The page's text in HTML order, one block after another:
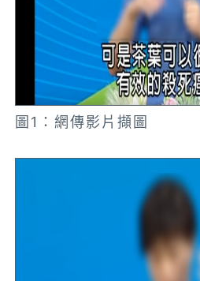
圖1：網傳影片擷圖